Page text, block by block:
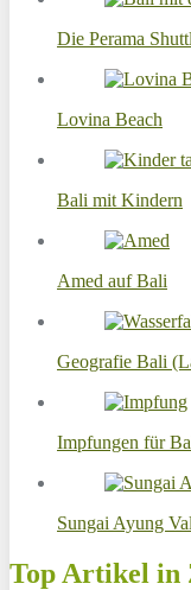
Die Perama
Lovina Beach
Bali mit Kindern
Amed auf Bali
Geografie Bali
Impfungen für
Sungai Ayung
Top Artikel in